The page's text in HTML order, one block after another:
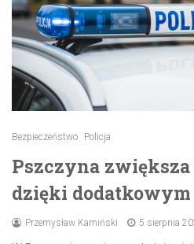
Bezpieczeństwo Policja
Pszczyna
dzięki
Przemysław Kamiński 5 sierpnia